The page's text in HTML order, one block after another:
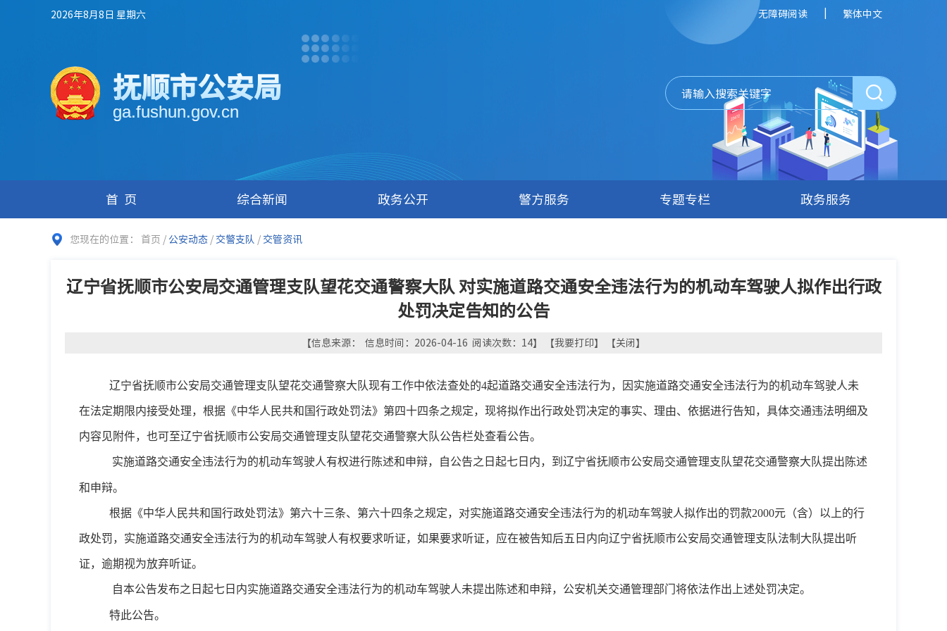
2026年8月8日 星期六 无障碍阅读 | 繁体中文
抚顺市公安局
ga.fushun.gov.cn
首页 综合新闻 政务公开 警方服务 专题专栏 政务服务
您现在的位置： 首页 / 公安动态 / 交警支队 / 交管资讯
辽宁省抚顺市公安局交通管理支队望花交通警察大队 对实施道路交通安全违法行为的机动车驾驶人拟作出行政
处罚决定告知的公告
【信息来源： 信息时间：2026-04-16 阅读次数： 14】 【我要打印】 【关闭】
辽宁省抚顺市公安局交通管理支队望花交通警察大队现有工作中依法查处的4起道路交通安全违法行为，因 实施道路交通安全违法行为的机动车驾驶人未
在法定期限内接受处理，根据《中华人民共和国行政处罚法》第四十四条之规定，现将拟作出行政处罚决定的事实、理由、依据进行告知，具体交通违法明细及
内容见附件， 也可至辽宁省抚顺市公安局交通管理支队望花交通警察大队公告栏处查看公告。
实施道路交通安全违法行为的机动车驾驶人有权进行陈述和申辩，自公告之日起七日内，到辽宁省抚顺市公安局交通管理支队望花交通警察大队提出陈述
和申辩。
根据《中华人民共和国行政处罚法》第六十三条、第六十四条之规定，对实施道路交通安全违法行为的机动车驾驶人拟作出的罚款2000元（含）以上的行
政处罚， 实施道路交通安全违法行为的机动车驾驶人有权要求听证， 如果要求听证，应在被告知后五日内向辽宁省抚顺市公安局交通管理支队法制大队提出听
证，逾期视为放弃听证。
自本公告发布之日起七日内实施道路交通安全违法行为的机动车驾驶人未提出陈述和申辩，公安机关交通管理部门将依法作出上述处罚决定。
特此公告。